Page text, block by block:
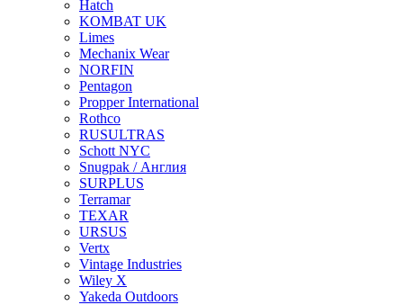
Hatch
KOMBAT UK
Limes
Mechanix Wear
NORFIN
Pentagon
Propper International
Rothco
RUSULTRAS
Schott NYC
Snugpak / Англия
SURPLUS
Terramar
TEXAR
URSUS
Vertx
Vintage Industries
Wiley X
Yakeda Outdoors